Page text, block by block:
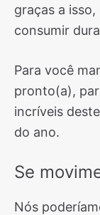
graças a
consumir
Para você
pronto(a),
incríveis
do ano.
Se
Nós